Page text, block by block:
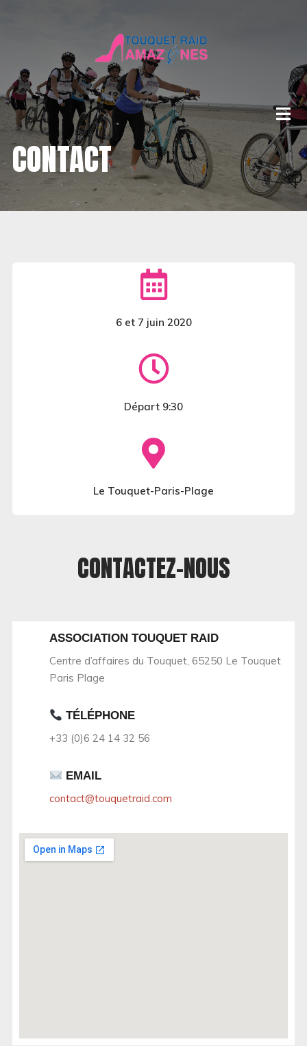
CONTACT
6 et 7 juin 2020
Départ 9:30
Le Touquet-Paris-Plage
CONTACTEZ-NOUS​
ASSOCIATION TOUQUET RAID
Centre d’affaires du Touquet, 65250 Le Touquet
Paris Plage
TÉLÉPHONE
+33 (0)6 24 14 32 56
EMAIL
contact@touquetraid.com